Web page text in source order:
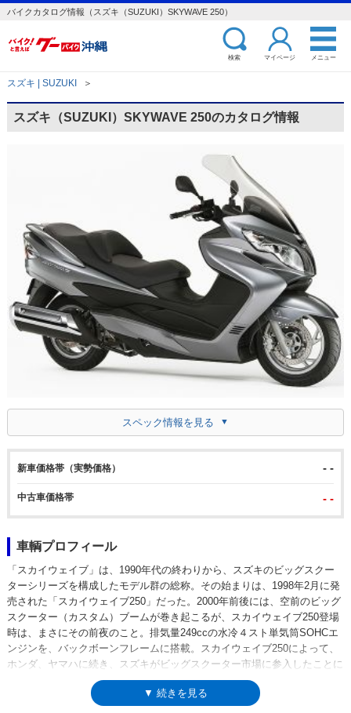
バイクカタログ情報（スズキ（SUZUKI）SKYWAVE 250）
検索 マイページ メニュー
スズキ | SUZUKI ＞
スズキ（SUZUKI）SKYWAVE 250のカタログ情報
スペック情報を見る
新車価格帯（実勢価格） - -
中古車価格帯 - -
車輌プロフィール
「スカイウェイブ」は、1990年代の終わりから、スズキのビッグスクー
ターシリーズを構成したモデル群の総称。その始まりは、1998年2月に発
売された「スカイウェイブ250」だった。2000年前後には、空前のビッグ
スクーター（カスタム）ブームが巻き起こるが、スカイウェイブ250登場
時は、まさにその前夜のこと。排気量249ccの水冷４スト単気筒SOHCエ
ンジンを、バックボーンフレームに搭載。スカイウェイブ250によって、
ホンダ、ヤマハに続き、スズキがビッグスクーター市場に参入したことに
なった。スカイウェイブ250のカスタマイズドモデルとして2001年に発売
されたスカイウェイブ250タイプSは、一時期カワサキへとOEM供給さ
▼ 続きを見る